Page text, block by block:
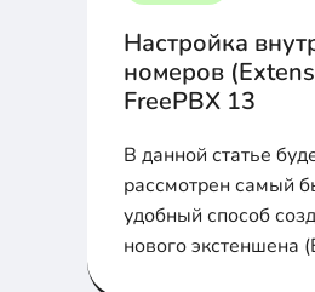
Настройка
номеров
FreePBX 13
В данной статье
рассмотрен самый
удобный способ
нового экстеншена